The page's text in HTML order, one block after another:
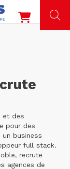
et des
pour des
business
full stack.
recrute
agences de